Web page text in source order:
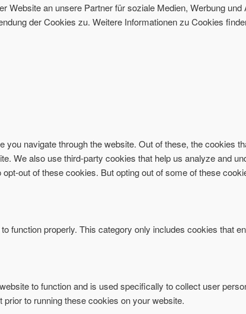
Website an unsere Partner für soziale Medien, Werbung und
der Cookies zu. Weitere Informationen zu Cookies
navigate through the website. Out of these, the cookies
We also use third-party cookies that help us analyze and
out of these cookies. But opting out of some of these
function properly. This category only includes cookies that
to function and is used specifically to collect user
to running these cookies on your website.